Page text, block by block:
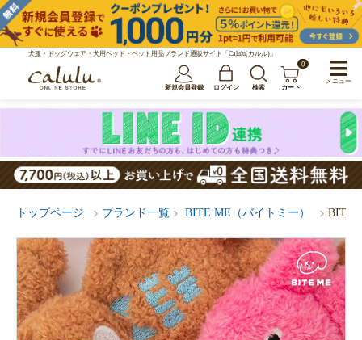
犬服・ドッグウェア・犬用ベッド・ペット用品ブランド通販サイト「Calulu(カルル)」
新規会員登録 ログイン 検索
0
カート
トップページ ブランド一覧 BITE ME（バイトミー） BITE
メニュー